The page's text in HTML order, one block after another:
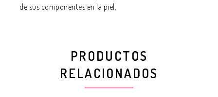
de sus componentes en la piel.
PRODUCTOS
RELACIONADOS